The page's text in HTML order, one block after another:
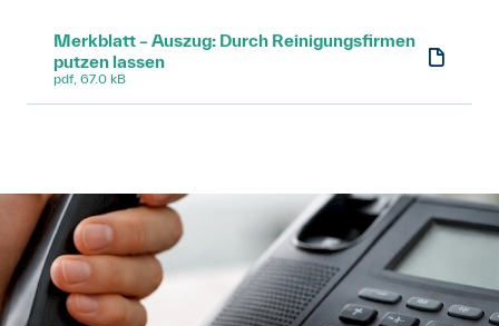
Merkblatt – Auszug: Durch Reinigungsfirmen
putzen lassen
pdf, 67.0 kB